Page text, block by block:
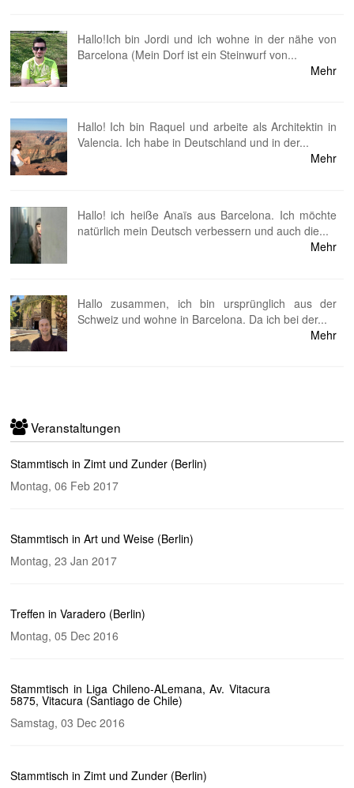
Hallo!Ich bin Jordi und ich wohne in der nähe von
Barcelona (Mein Dorf ist ein Steinwurf von...
Mehr
Hallo! Ich bin Raquel und arbeite als Architektin in
Valencia. Ich habe in Deutschland und in der...
Mehr
Hallo! ich heiße Anaïs aus Barcelona. Ich möchte
natürlich mein Deutsch verbessern und auch die...
Mehr
⁠Hallo zusammen, ich bin ursprünglich aus der
Schweiz und wohne in Barcelona. Da ich bei der...
Mehr
Veranstaltungen
Stammtisch in Zimt und Zunder (Berlin)
Montag, 06 Feb 2017
Stammtisch in Art und Weise (Berlin)
Montag, 23 Jan 2017
Treffen in Varadero (Berlin)
Montag, 05 Dec 2016
Stammtisch in Liga Chileno-ALemana, Av. Vitacura
5875, Vitacura (Santiago de Chile)
Samstag, 03 Dec 2016
Stammtisch in Zimt und Zunder (Berlin)